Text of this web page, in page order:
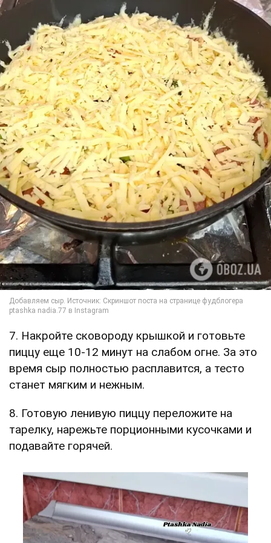
7. Накройте сковороду крышкой и готовьте
пиццу еще 10-12 минут на слабом огне. За это
время сыр полностью расплавится, а тесто
станет мягким и нежным.
8. Готовую ленивую пиццу переложите на
тарелку, нарежьте порционными кусочками и
подавайте горячей.